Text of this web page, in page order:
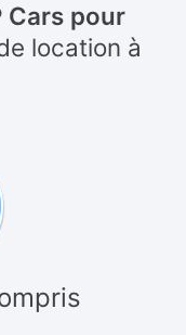
Cars pour
location à